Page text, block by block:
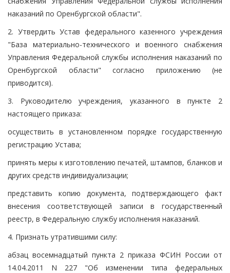
наказаний по Оренбургской области".
2. Утвердить Устав федерального казенного учреждения
"База материально-технического и военного снабжения
Управления Федеральной службы исполнения наказаний по
Оренбургской области" согласно приложению (не
приводится).
3. Руководителю учреждения, указанного в пункте 2
настоящего приказа:
осуществить в установленном порядке государственную
регистрацию Устава;
принять меры к изготовлению печатей, штампов, бланков и
других средств индивидуализации;
представить копию документа, подтверждающего факт
внесения соответствующей записи в государственный
реестр, в Федеральную службу исполнения наказаний.
4. Признать утратившими силу:
абзац восемнадцатый пункта 2 приказа ФСИН России от
14.04.2011 N 227 "Об изменении типа федеральных